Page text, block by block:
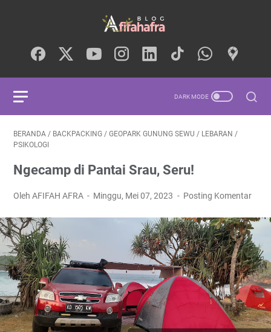
BERANDA / BACKPACKING / GEOPARK GUNUNG SEWU / LEBARAN /
PSIKOLOGI
Ngecamp di Pantai Srau, Seru!
Oleh AFIFAH AFRA Minggu, Mei 07, 2023 Posting Komentar